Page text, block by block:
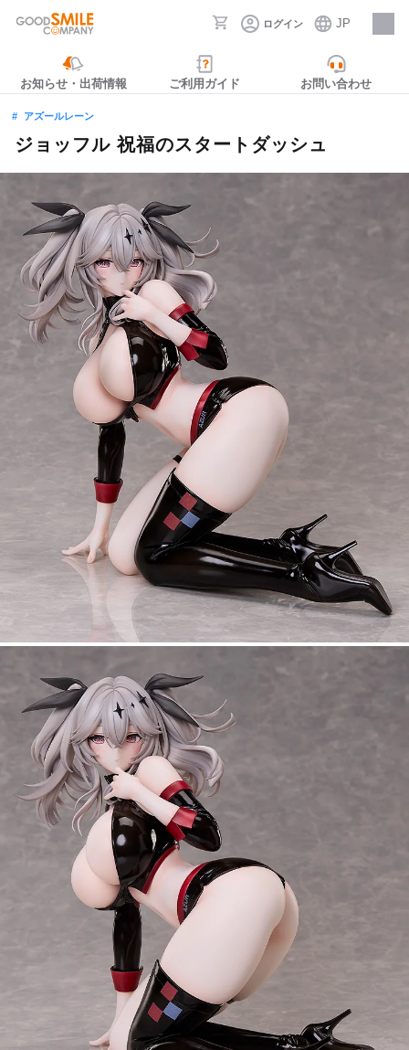
ログイン JP
採用情報
お知らせ・出荷情報 ご利用ガイド お問い合わせ
アズールレーン
ジョッフル 祝福のスタートダッシュ